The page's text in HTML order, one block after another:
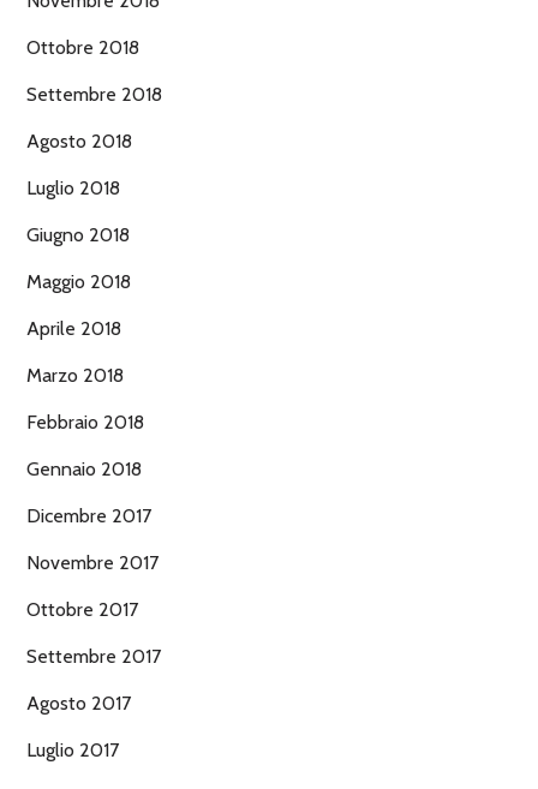
Ottobre 2018
Settembre 2018
Agosto 2018
Luglio 2018
Giugno 2018
Maggio 2018
Aprile 2018
Marzo 2018
Febbraio 2018
Gennaio 2018
Dicembre 2017
Novembre 2017
Ottobre 2017
Settembre 2017
Agosto 2017
Luglio 2017